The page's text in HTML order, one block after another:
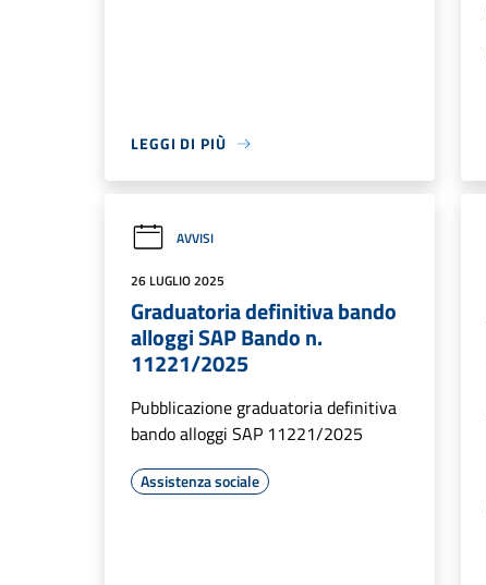
LEGGI DI PIÙ
AVVISI
26 LUGLIO 2025
Graduatoria definitiva bando
alloggi SAP Bando n.
11221/2025
Pubblicazione graduatoria definitiva
bando alloggi SAP 11221/2025
Assistenza sociale